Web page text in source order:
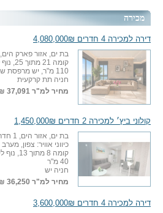
מכירה
דירה למכירה 4 חדרים 4,080,000₪
בת ים, אזור פארק הים, 3 חדרי שינה + סלון
קומה 21 מתוך 25, נוף לים, שטח דירה
110 מ"ר, יש מרפסת שמש 1 12 מ"ר
חניה תת קרקעית
מחיר למ"ר 37,091 ₪
קולוני ביץ׳ למכירה 2 חדרים 1,450,000₪
בת ים, אזור הים, 1 חדרי שינה + סלון
כיווני אוויר: צפון, מערב
קומה 8 מתוך 13, נוף לים, שטח הדירה בקולוני ביץ׳
40 מ"ר
חניה יש
מחיר למ"ר 36,250 ₪
דירה למכירה 4 חדרים 3,600,000₪